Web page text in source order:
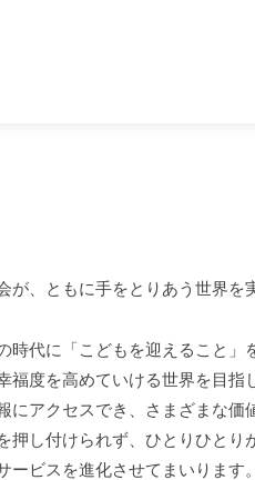
、ともに手をとりあう世界を
時代に「こどもを迎えること」
福度を高めていける世界を目指
アクセスでき、さまざまな価
押し付けられず、ひとりひと
ービスを進化させてまいります。